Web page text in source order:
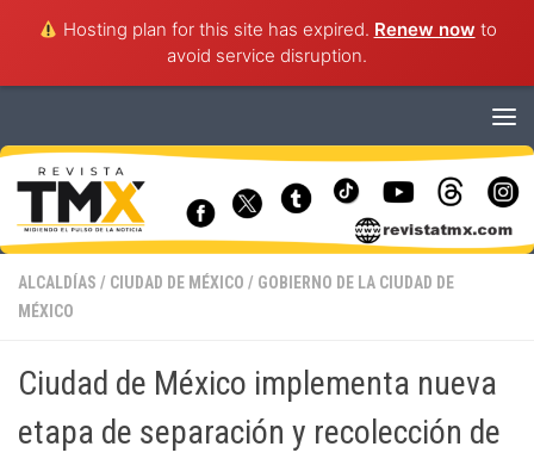
Hosting plan for this site has expired. Renew now to
avoid service disruption.
ALCALDÍAS / CIUDAD DE MÉXICO / GOBIERNO DE LA CIUDAD DE
MÉXICO
Ciudad de México implementa nueva
etapa de separación y recolección de